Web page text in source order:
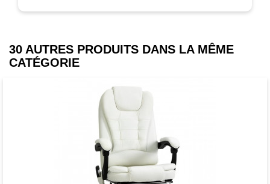
30 AUTRES PRODUITS DANS LA MÊME
CATÉGORIE